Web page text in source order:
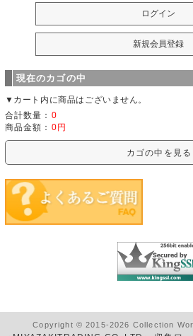
現在のカゴの中
▼カート内に商品はございません。
合計数量： 0
商品金額： 0円
カゴの中を見る
Copyright © 2015-2026 Collection